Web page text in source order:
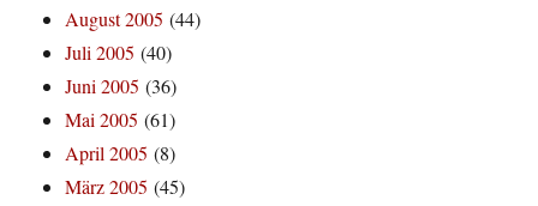
August 2005 (44)
Juli 2005 (40)
Juni 2005 (36)
Mai 2005 (61)
April 2005 (8)
März 2005 (45)